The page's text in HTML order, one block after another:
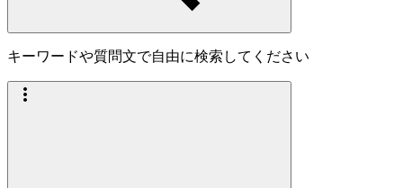
キーワードや質問文で自由に検索してください